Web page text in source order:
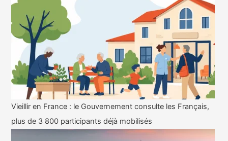
Vieillir en France : le Gouvernement consulte les Français,
plus de 3 800 participants déjà mobilisés